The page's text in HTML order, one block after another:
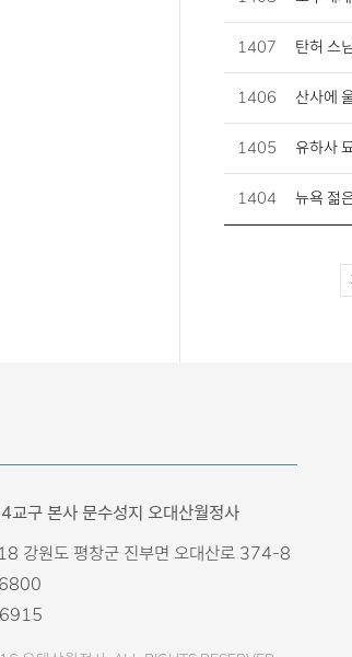
1407 탄허 스
1406 산사에
1405 유하사
1404 뉴욕 젊
교구 본사 문수성지 오대산월정사
강원도 평창군 진부면 오대산로 374-8